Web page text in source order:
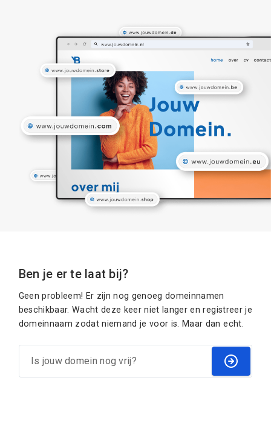
Ben je er te laat bij?
Geen probleem! Er zijn nog genoeg domeinnamen
beschikbaar. Wacht deze keer niet langer en registreer je
domeinnaam zodat niemand je voor is. Maar dan echt.